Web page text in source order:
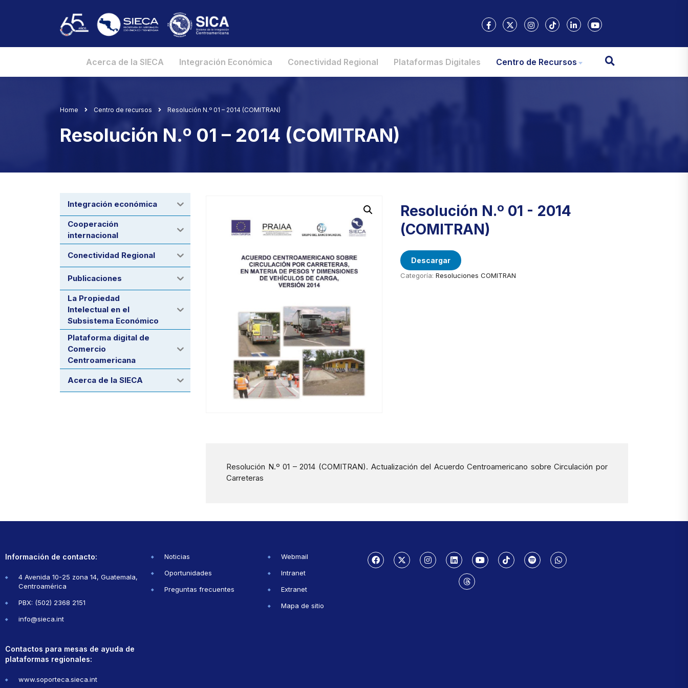
Acerca de la SIECA Integración Económica Conectividad Regional Plataformas Digitales Centro de Recursos
Home Centro de recursos Resolución N.º 01 – 2014 (COMITRAN)
Resolución N.º 01 – 2014 (COMITRAN)
Resolución N.º 01 - 2014
(COMITRAN)
Descargar
Categoría: Resoluciones COMITRAN
Resolución N.º 01 – 2014 (COMITRAN). Actualización del Acuerdo Centroamericano sobre Circulación por
Carreteras
Integración económica
Cooperación
internacional
Conectividad Regional
Publicaciones
La Propiedad
Intelectual en el
Subsistema Económico
Plataforma digital de
Comercio
Centroamericana
Acerca de la SIECA
Información de contacto:
4 Avenida 10-25 zona 14, Guatemala,
Centroamérica
PBX: (502) 2368 2151
info@sieca.int
Contactos para mesas de ayuda de
plataformas regionales:
www.soporteca.sieca.int
Noticias
Oportunidades
Preguntas frecuentes
Webmail
Intranet
Extranet
Mapa de sitio